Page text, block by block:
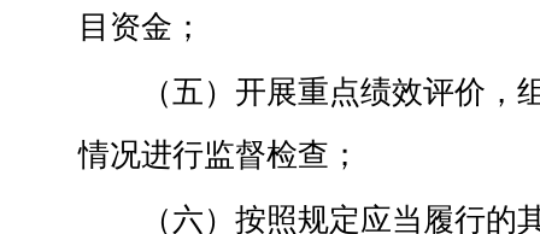
目资金；
（五）开展重点绩效评价，
情况进行监督检查；
（六）按照规定应当履行的